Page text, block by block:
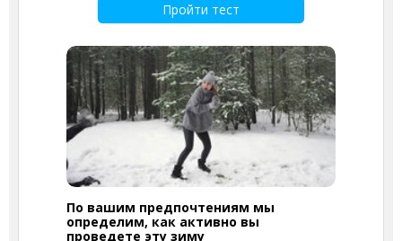
Пройти тест
По вашим предпочтениям мы
определим, как активно вы
проведете эту зиму